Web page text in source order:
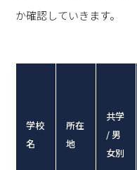
か確認していきます。
学校
名
所在
地
共学
/ 男
女別